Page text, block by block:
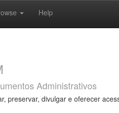
Help
Administrativos
preservar, divulgar e oferecer